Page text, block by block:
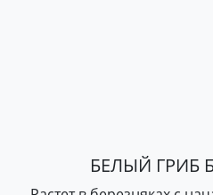
БЕЛЫЙ ГРИБ